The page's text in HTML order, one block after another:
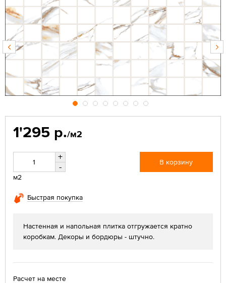
1'295 р./м2
+
-
м2
В корзину
Быстрая покупка
Настенная и напольная плитка отгружается кратно
коробкам. Декоры и бордюры - штучно.
Расчет на месте